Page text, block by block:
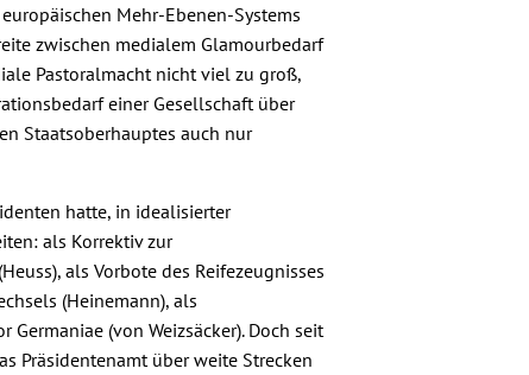
Mehr-Ebenen-Systems
zwischen medialem Glamourbedarf
Pastoralmacht nicht viel zu groß,
einer Gesellschaft über
Staatsoberhauptes auch nur
hatte, in idealisierter
als Korrektiv zur
als Vorbote des Reifezeugnisses
(Heinemann), als
Germaniae (von Weizsäcker). Doch seit
Präsidentenamt über weite Strecken